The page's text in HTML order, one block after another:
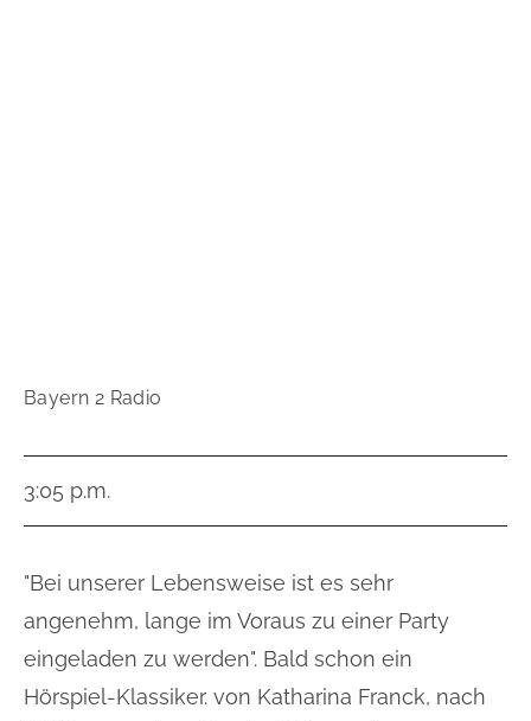
Bayern 2 Radio
3:05 p.m.
"Bei unserer Lebensweise ist es sehr
angenehm, lange im Voraus zu einer Party
eingeladen zu werden". Bald schon ein
Hörspiel-Klassiker. von Katharina Franck, nach